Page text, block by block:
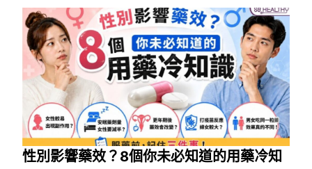
性別影響藥效？8個你未必知道的用藥冷知